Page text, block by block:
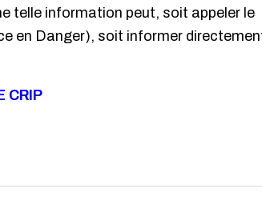
telle information peut, soit appeler le
en Danger), soit informer
CRIP